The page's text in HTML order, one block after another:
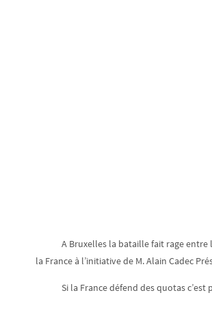
A Bruxelles la bataille fait rage
la France à l’initiative de M. Alain Cadec
Si la France défend des quotas